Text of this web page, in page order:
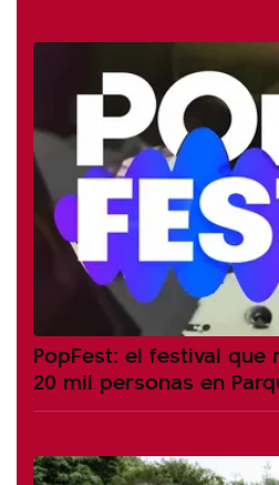
PopFest: el festival que
20 mil personas en